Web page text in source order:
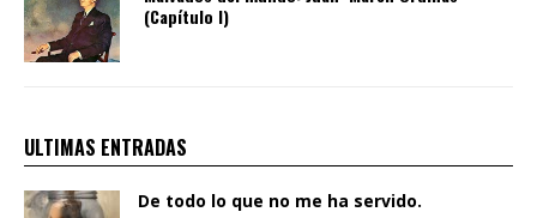
(Capítulo I)
ULTIMAS ENTRADAS
De todo lo que no me ha servido.